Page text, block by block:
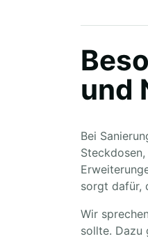
und
Bei
sorgt dafür,
Wir
sollte. Dazu